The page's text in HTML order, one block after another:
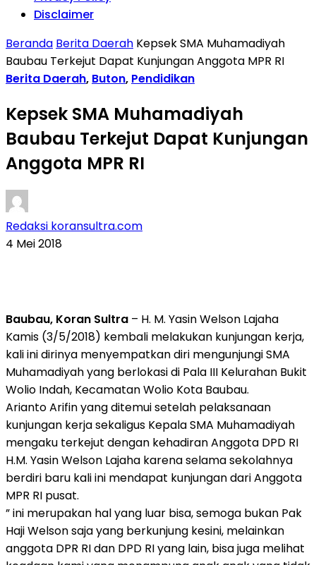
Disclaimer
Beranda Berita Daerah Kepsek SMA Muhamadiyah
Baubau Terkejut Dapat Kunjungan Anggota MPR RI
Berita Daerah, Buton, Pendidikan
Kepsek SMA Muhamadiyah
Baubau Terkejut Dapat Kunjungan
Anggota MPR RI
Redaksi koransultra.com
4 Mei 2018
Baubau, Koran Sultra – H. M. Yasin Welson Lajaha
Kamis (3/5/2018) kembali melakukan kunjungan kerja,
kali ini dirinya menyempatkan diri mengunjungi SMA
Muhamadiyah yang berlokasi di Pala III Kelurahan Bukit
Wolio Indah, Kecamatan Wolio Kota Baubau.
Arianto Arifin yang ditemui setelah pelaksanaan
kunjungan kerja sekaligus Kepala SMA Muhamadiyah
mengaku terkejut dengan kehadiran Anggota DPD RI
H.M. Yasin Welson Lajaha karena selama sekolahnya
berdiri baru kali ini mendapat kunjungan dari Anggota
MPR RI pusat.
” ini merupakan hal yang luar bisa, semoga bukan Pak
Haji Welson saja yang berkunjung kesini, melainkan
anggota DPR RI dan DPD RI yang lain, bisa juga melihat